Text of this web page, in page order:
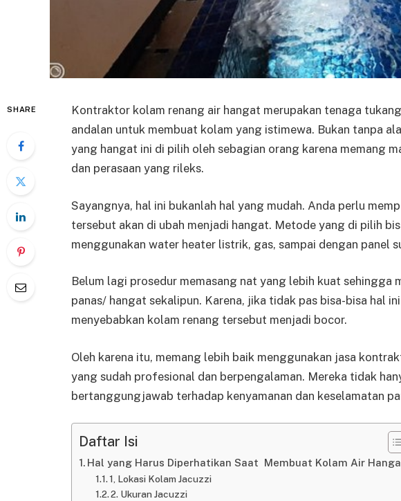
SHARE
Kontraktor kolam renang air hangat merupakan tenaga
andalan untuk membuat kolam yang istimewa. Bukan tanpa
yang hangat ini di pilih oleh sebagian orang karena memang
dan perasaan yang rileks.
Sayangnya, hal ini bukanlah hal yang mudah. Anda perlu
tersebut akan di ubah menjadi hangat. Metode yang di pilih
menggunakan water heater listrik, gas, sampai dengan panel
Belum lagi prosedur memasang nat yang lebih kuat sehingga
panas/ hangat sekalipun. Karena, jika tidak pas bisa-bisa hal
menyebabkan kolam renang tersebut menjadi bocor.
Oleh karena itu, memang lebih baik menggunakan jasa
yang sudah profesional dan berpengalaman. Mereka tidak
bertanggungjawab terhadap kenyamanan dan keselamatan
Daftar Isi
Hal yang Harus Diperhatikan Saat Membuat Kolam Air
1, Lokasi Kolam Jacuzzi
2. Ukuran Jacuzzi